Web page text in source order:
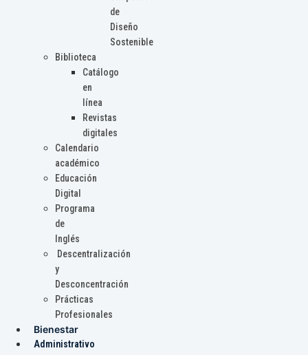
de
Diseño
Sostenible
Biblioteca
Catálogo
en
línea
Revistas
digitales
Calendario
académico
Educación
Digital
Programa
de
Inglés
Descentralización
y
Desconcentración
Prácticas
Profesionales
Bienestar
Administrativo